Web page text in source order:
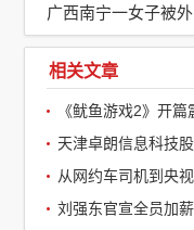
广西南宁一女子被外籍男子搂抱骚扰，警方已受理调查
相关文章